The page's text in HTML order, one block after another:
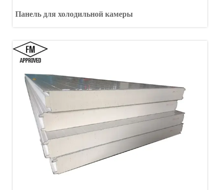
Панель для холодильной камеры